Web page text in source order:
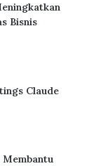
Bisnis
Claude